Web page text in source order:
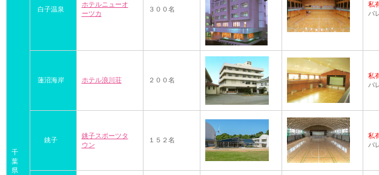
千
葉
県
白子温泉
ホテルニューオ
ーツカ
３００名
私
バ
蓮沼海岸 ホテル浪川荘 ２００名
私
バ
銚子
銚子スポーツタ
ウン
１５２名
私
バ